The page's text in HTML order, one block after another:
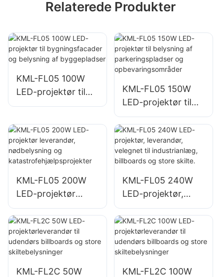
Relaterede Produkter
KML-FL05 100W
LED-projektør til
bygningsfacader
byggepladser
KML-FL05 150W
LED-projektør til
belysning af
parkeringspladser
og
opbevaringsområd
KML-FL05 200W
LED-projektør
leverandør,
nødbelysning og
katastrofehjælpspr
ojekter
KML-FL05 240W
LED-projektør,
leverandør,
velegnet til
industrianlæg,
billboards og store
KML-FL2C 50W
KML-FL2C 100W